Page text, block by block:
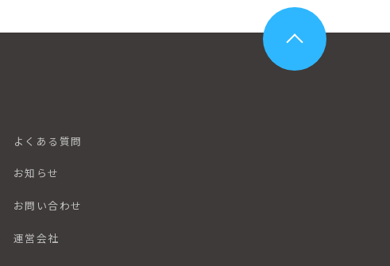
よくある質問
お知らせ
お問い合わせ
運営会社